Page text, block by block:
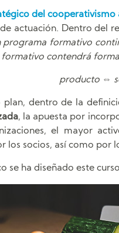
del
actuación. Dentro del
programa formativo
contendrá
producto ⇔
plan, dentro de la
, la apuesta por
el mayor
los socios, así como por
se ha diseñado este